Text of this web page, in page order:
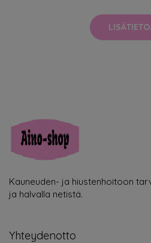
Kauneuden- ja hiustenhoitoon
ja halvalla netistä.
Yhteydenotto